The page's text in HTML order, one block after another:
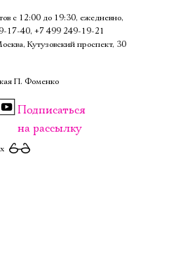
с 12:00 до 19:30, ежедневно,
, +7 499 249‑19‑21
Кутузовский проспект, 30
П. Фоменко
Подписаться
на рассылку
Имя